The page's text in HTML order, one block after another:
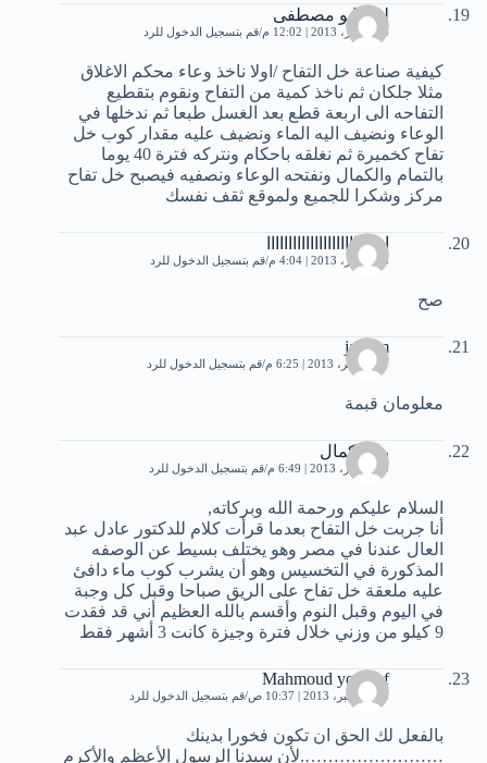
ليث ابو مصطفى
24 أكتوبر، 2013 | 12:02 م قم بتسجيل الدخول للرد
كيفية صناعة خل التفاح /اولا ناخذ وعاء محكم الاغلاق
مثلا جلكان ثم ناخذ كمية من التفاح ونقوم بتقطيع
التفاحه الى اربعة قطع بعد الغسل طبعا ثم ندخلها في
الوعاء ونضيف اليه الماء ونضيف عليه مقدار كوب خل
تفاح كخميرة ثم نغلقه باحكام ونتركه فترة 40 يوما
بالتمام والكمال ونفتحه الوعاء ونصفيه فيصبح خل تفاح
مركز وشكرا للجميع ولموقع ثقف نفسك
اناااااااااااااااااااااااااا
25 أكتوبر، 2013 | 4:04 م قم بتسجيل الدخول للرد
صح
jasdim
17 نوفمبر، 2013 | 6:25 م قم بتسجيل الدخول للرد
معلومان قبمة
رانيا كمال
9 ديسمبر، 2013 | 6:49 م قم بتسجيل الدخول للرد
السلام عليكم ورحمة الله وبركاته,
أنا جربت خل التفاح بعدما قرأت كلام للدكتور عادل عبد
العال عندنا في مصر وهو يختلف بسيط عن الوصفه
المذكورة في التخسيس وهو أن يشرب كوب ماء دافئ
عليه ملعقة خل تفاح على الريق صباحا وقبل كل وجبة
في اليوم وقبل النوم وأقسم بالله العظيم أني قد فقدت
9 كيلو من وزني خلال فترة وجيزة كانت 3 أشهر فقط
Mahmoud youssef
13 ديسمبر، 2013 | 10:37 ص قم بتسجيل الدخول للرد
بالفعل لك الحق ان تكون فخورا بدينك
…………………….لأن سيدنا الرسول الأعظم والأكرم